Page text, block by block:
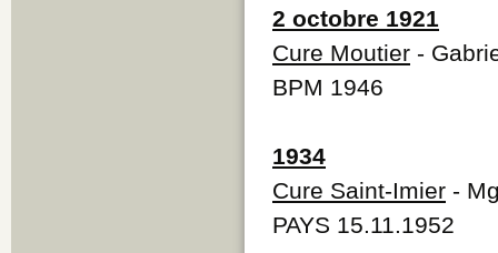
2 octobre 1921
Cure Moutier -
BPM 1946
1934
Cure Saint-Imier -
PAYS 15.11.1952